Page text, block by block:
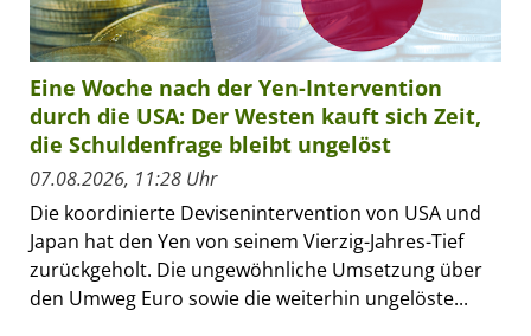
Eine Woche nach der Yen-Intervention
durch die USA: Der Westen kauft sich Zeit,
die Schuldenfrage bleibt ungelöst
07.08.2026, 11:28 Uhr
Die koordinierte Devisenintervention von USA und
Japan hat den Yen von seinem Vierzig-Jahres-Tief
zurückgeholt. Die ungewöhnliche Umsetzung über
den Umweg Euro sowie die weiterhin ungelöste...